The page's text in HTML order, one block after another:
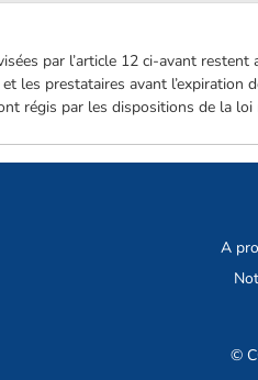
par l’article 12 ci-avant
les prestataires avant
régis par les dispositions de la
A
©